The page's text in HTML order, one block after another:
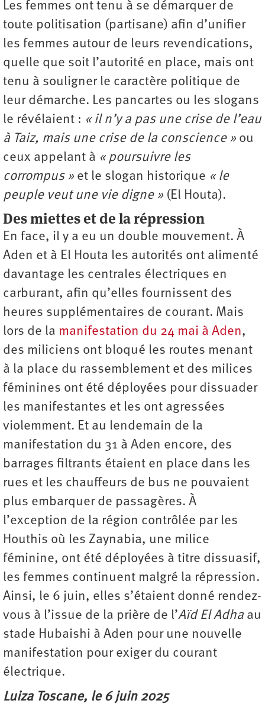
Les femmes ont tenu à se démarquer de
toute politisation (partisane) afin d’unifier
les femmes autour de leurs revendications,
quelle que soit l’autorité en place, mais ont
tenu à souligner le caractère politique de
leur démarche. Les pancartes ou les slogans
le révélaient : « il n’y a pas une crise de l’eau
à Taiz, mais une crise de la conscience » ou
ceux appelant à « poursuivre les
corrompus » et le slogan historique « le
peuple veut une vie digne » (El Houta).
Des miettes et de la répression
En face, il y a eu un double mouvement. À
Aden et à El Houta les autorités ont alimenté
davantage les centrales électriques en
carburant, afin qu’elles fournissent des
heures supplémentaires de courant. Mais
lors de la manifestation du 24 mai à Aden,
des miliciens ont bloqué les routes menant
à la place du rassemblement et des milices
féminines ont été déployées pour dissuader
les manifestantes et les ont agressées
violemment. Et au lendemain de la
manifestation du 31 à Aden encore, des
barrages filtrants étaient en place dans les
rues et les chauffeurs de bus ne pouvaient
plus embarquer de passagères. À
l’exception de la région contrôlée par les
Houthis où les Zaynabia, une milice
féminine, ont été déployées à titre dissuasif,
les femmes continuent malgré la répression.
Ainsi, le 6 juin, elles s’étaient donné rendez-
vous à l’issue de la prière de l’Aïd El Adha au
stade Hubaishi à Aden pour une nouvelle
manifestation pour exiger du courant
électrique.
Luiza Toscane, le 6 juin 2025